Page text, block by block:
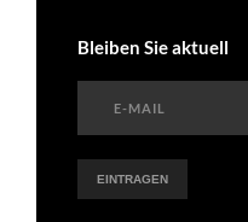
Bleiben Sie aktuell